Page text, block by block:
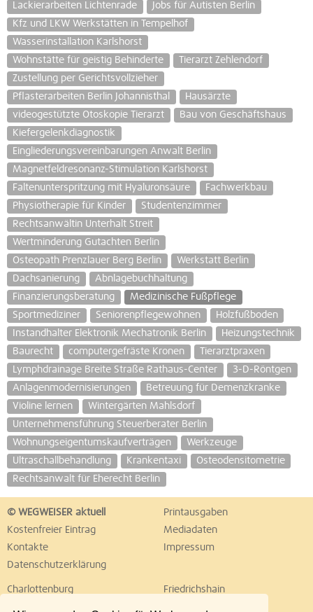
Lackierarbeiten Lichtenrade
Jobs für Autisten Berlin
Kfz und LKW Werkstätten in Tempelhof
Wasserinstallation Karlshorst
Wohnstätte für geistig Behinderte
Tierarzt Zehlendorf
Zustellung per Gerichtsvollzieher
Pflasterarbeiten Berlin Johannisthal
Hausärzte
videogestützte Otoskopie Tierarzt
Bau von Geschäftshaus
Kiefergelenkdiagnostik
Eingliederungsvereinbarungen Anwalt Berlin
Magnetfeldresonanz-Stimulation Karlshorst
Faltenunterspritzung mit Hyaluronsäure
Fachwerkbau
Physiotherapie für Kinder
Studentenzimmer
Rechtsanwältin Unterhalt Streit
Wertminderung Gutachten Berlin
Osteopath Prenzlauer Berg Berlin
Werkstatt Berlin
Dachsanierung
Abnlagebuchhaltung
Finanzierungsberatung
Medizinische Fußpflege
Sportmediziner
Seniorenpflegewohnen
Holzfußboden
Instandhalter Elektronik Mechatronik Berlin
Heizungstechnik
Baurecht
computergefräste Kronen
Tierarztpraxen
Lymphdrainage Breite Straße Rathaus-Center
3-D-Röntgen
Anlagenmodernisierungen
Betreuung für Demenzkranke
Violine lernen
Wintergärten Mahlsdorf
Unternehmensführung Steuerberater Berlin
Wohnungseigentumskaufverträgen
Werkzeuge
Ultraschallbehandlung
Krankentaxi
Osteodensitometrie
Rechtsanwalt für Eherecht Berlin
© WEGWEISER aktuell
Printausgaben
Kostenfreier Eintrag
Mediadaten
Kontakte
Impressum
Datenschutzerklärung
Charlottenburg
Friedrichshain